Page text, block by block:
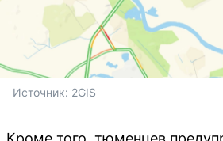
Источник: 2GIS